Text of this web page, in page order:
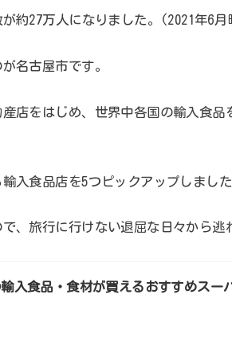
約27万人になりました。(2021年6月
名古屋市です。
店をはじめ、世界中各国の輸入食品
入食品店を5つピックアップしました
、旅行に行けない退屈な日々から逃
入食品・食材が買えるおすすめスー